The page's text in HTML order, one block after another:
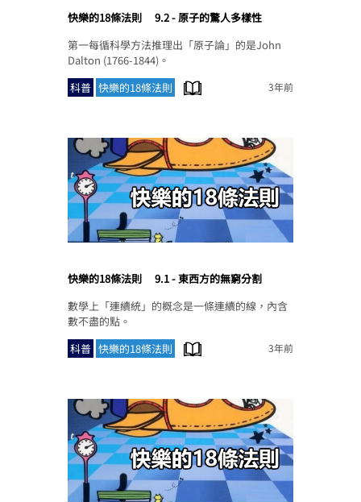
快樂的18條法則
9.2 - 原子的驚人多樣性
第一每循科學方法推理出「原子論」的是John
Dalton (1766-1844)。
科普 快樂的18條法則 3年前
快樂的18條法則
9.1 - 東西方的無窮分割
數學上「連續統」的概念是一條連續的線，內含
數不盡的點。
科普 快樂的18條法則 3年前